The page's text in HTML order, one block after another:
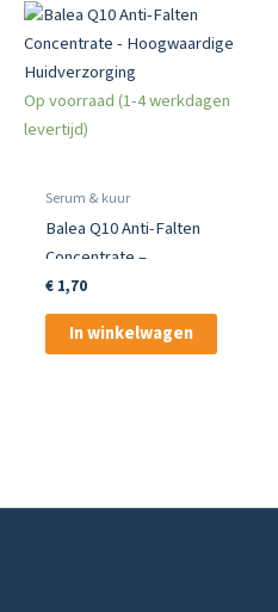
Op voorraad (1-4 werkdagen
levertijd)
Serum & kuur
Balea Q10 Anti-Falten
Concentrate –
Hoogwaardige
Huidverzorging
€1,70
In winkelwagen